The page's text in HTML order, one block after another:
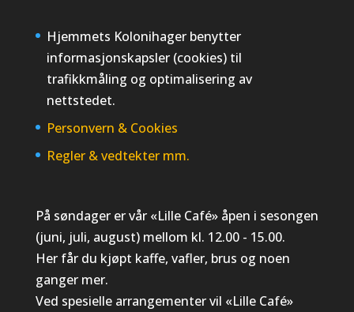
Hjemmets Kolonihager benytter
informasjonskapsler (cookies) til
trafikkmåling og optimalisering av
nettstedet.
Personvern &Cookies
Regler & vedtekter mm.
På søndager er vår «Lille Café» åpen i sesongen
(juni, juli, august) mellom kl. 12.00 - 15.00.
Her får du kjøpt kaffe, vafler, brus og noen
ganger mer.
Ved spesielle arrangementer vil «Lille Café»